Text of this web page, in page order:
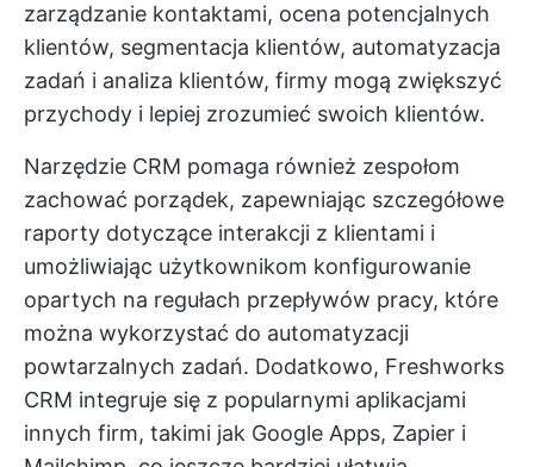
zarządzanie kontaktami, ocena potencjalnych
klientów, segmentacja klientów, automatyzacja
zadań i analiza klientów, firmy mogą zwiększyć
przychody i lepiej zrozumieć swoich klientów.
Narzędzie CRM pomaga również zespołom
zachować porządek, zapewniając szczegółowe
raporty dotyczące interakcji z klientami i
umożliwiając użytkownikom konfigurowanie
opartych na regułach przepływów pracy, które
można wykorzystać do automatyzacji
powtarzalnych zadań. Dodatkowo, Freshworks
CRM integruje się z popularnymi aplikacjami
innych firm, takimi jak Google Apps, Zapier i